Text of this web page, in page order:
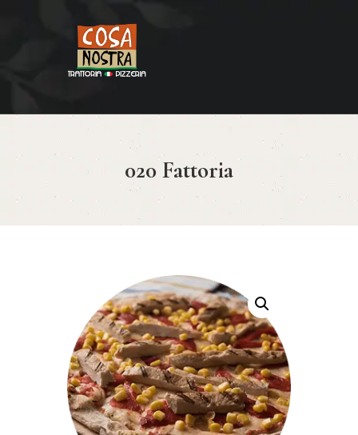
020 Fattoria
HOME
COSA NOSTRA
MENÚ
RESERVAR
CONTACTO